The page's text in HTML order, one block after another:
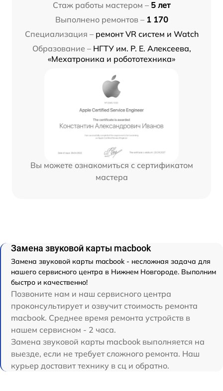
Стаж работы мастером – 5 лет
Выполнено ремонтов – 1 170
Специализация – ремонт VR систем и Watch
Образование – НГТУ им. Р. Е. Алексеева,
«Мехатроника и робототехника»
Вы можете ознакомиться с сертификатом
мастера
Замена звуковой карты macbook
Замена звуковой карты macbook - несложная задача для
нашего сервисного центра в Нижнем Новгороде. Выполним
быстро и качественно!
Позвоните нам и наш сервисного центра
проконсультирует и озвучит стоимость ремонта
macbook. Среднее время ремонта устройств в
нашем сервисном - 2 часа.
Замена звуковой карты macbook выполняется на
выезде, если не требует сложного ремонта. Наш
курьер доставит технику в сц и обратно.